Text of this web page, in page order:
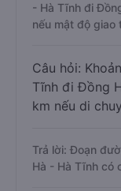
- Hà Tĩnh đi
nếu mật độ giao
Câu hỏi:
Tĩnh đi Đồng
km nếu di
Trả lời: Đoạn
Hà - Hà Tĩnh có